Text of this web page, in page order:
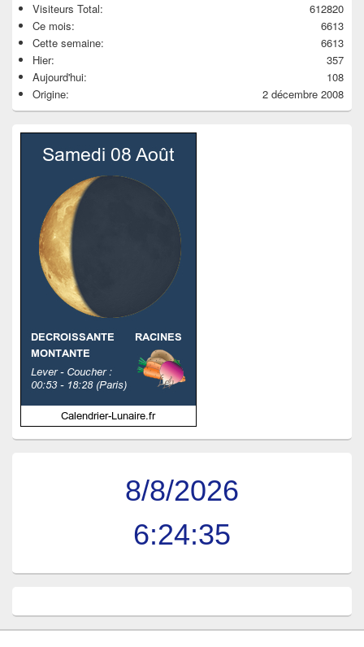
612820
Visiteurs Total:
6613
Ce mois:
6613
Cette semaine:
357
Hier:
108
Aujourd'hui:
2 décembre 2008
Origine:
8/8/2026
6:24:36